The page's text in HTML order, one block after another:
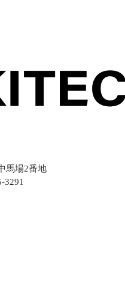
馬場2番地
3291